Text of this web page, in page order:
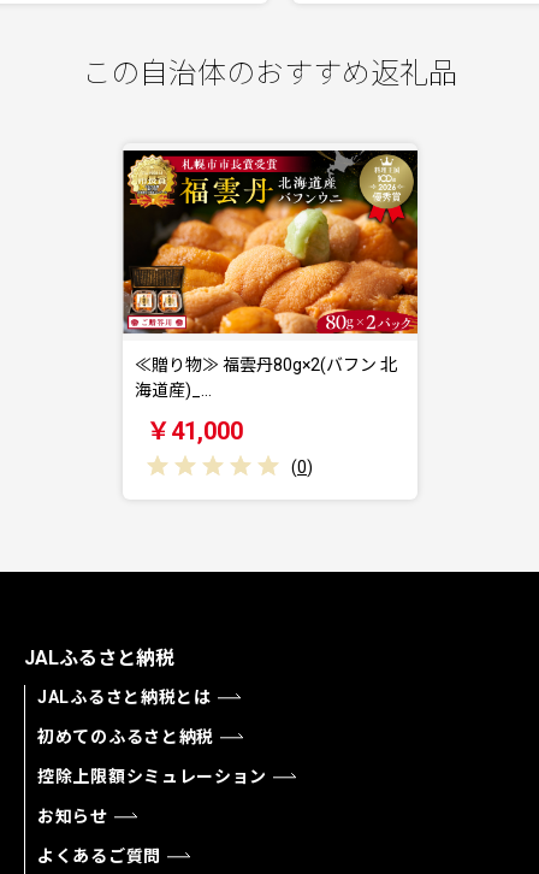
この自治体のおすすめ返礼品
≪贈り物≫ 福雲丹80g×2(バフン 北
海道産)_…
￥41,000
(0)
JALふるさと納税
JALふるさと納税とは
初めてのふるさと納税
控除上限額シミュレーション
お知らせ
よくあるご質問